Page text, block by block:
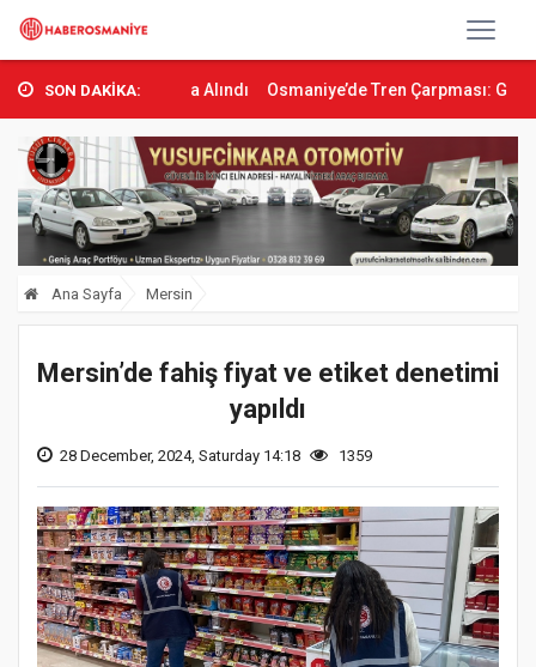
SON DAKİKA:
Altına Alındı Osmaniye’de Tren Çarpması: Genç Yaralandı
Ana Sayfa Mersin
Mersin’de fahiş fiyat ve etiket denetimi
yapıldı
28 December, 2024, Saturday 14:18 1359